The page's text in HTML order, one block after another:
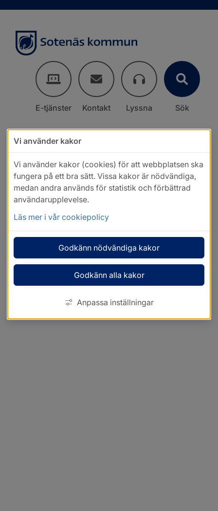
E-tjänster Kontakt Lyssna Sök
Vi använder kakor
Vi använder kakor (cookies) för att webbplatsen ska
fungera på ett bra sätt. Vissa kakor är nödvändiga,
medan andra används för statistik och förbättrad
användarupplevelse.
Läs mer i vår cookiepolicy
Godkänn nödvändiga kakor
Godkänn alla kakor
Anpassa inställningar